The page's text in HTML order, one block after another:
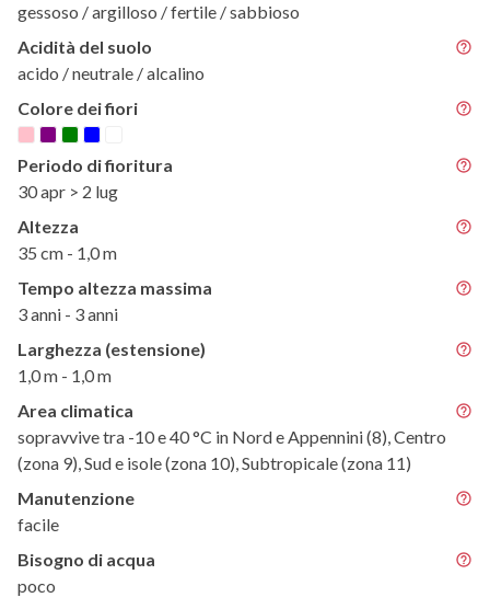
gessoso / argilloso / fertile / sabbioso
Acidità del suolo
acido / neutrale / alcalino
Colore dei fiori
Periodo di fioritura
30 apr > 2 lug
Altezza
35 cm - 1,0 m
Tempo altezza massima
3 anni - 3 anni
Larghezza (estensione)
1,0 m - 1,0 m
Area climatica
sopravvive tra -10 e 40 °C in Nord e Appennini (8), Centro
(zona 9), Sud e isole (zona 10), Subtropicale (zona 11)
Manutenzione
facile
Bisogno di acqua
poco